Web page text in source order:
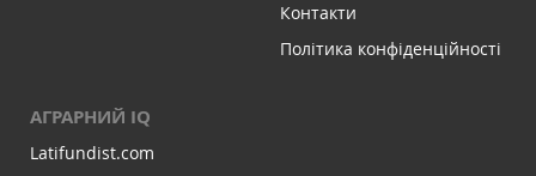
Контакти
Політика конфіденційності
АГРАРНИЙ IQ
Latifundist.com